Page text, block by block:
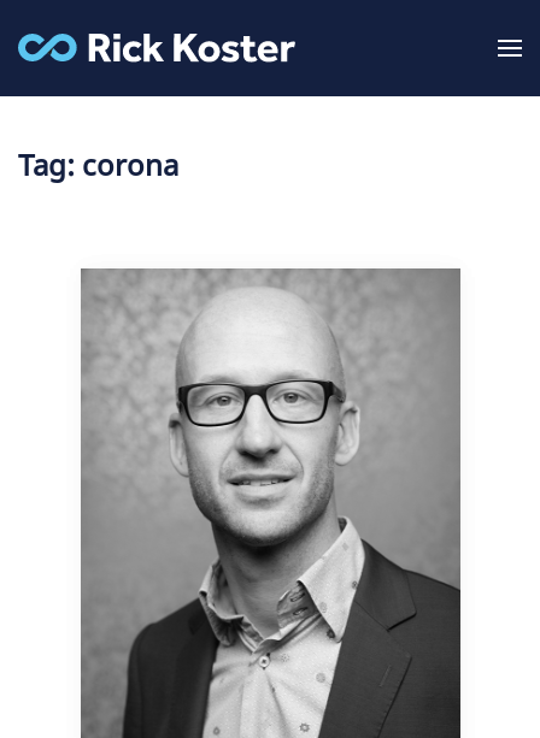
Tag: corona